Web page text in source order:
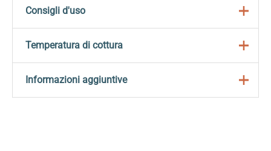
Consigli d'uso
Gli smalti stoneware Mayco sono formulati per creare
profondità.
Preparazione
Temperatura di cottura
Questo smalto può essere cotto tra 1196°C e 1305°C.
Informazioni aggiuntive